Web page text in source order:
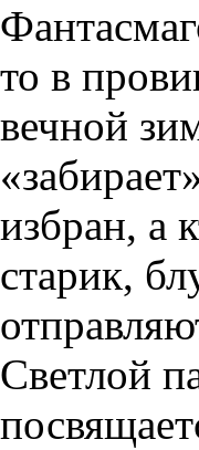
то в
вечной
избран, а
старик,
Светлой